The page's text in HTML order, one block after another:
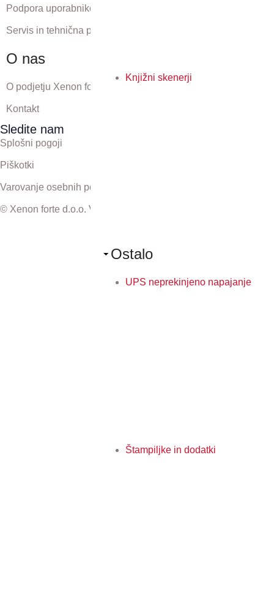
Knjižni skenerji
Ostalo
UPS neprekinjeno napajanje
Štampiljke in dodatki
Podpora uporabnikom
Servis in tehnična podpora
O nas
O podjetju Xenon forte
Kontakt
Sledite nam
Splošni pogoji
Piškotki
Varovanje osebnih podatkov
© Xenon forte d.o.o. Vse pravice pridržane.